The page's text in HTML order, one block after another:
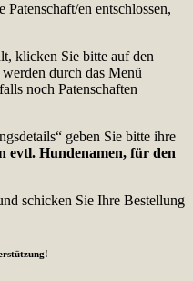
en entschlossen,
klicken Sie bitte auf den
durch das Menü
noch Patenschaften
geben Sie bitte ihre
evtl. Hundenamen, für den
schicken Sie Ihre Bestellung